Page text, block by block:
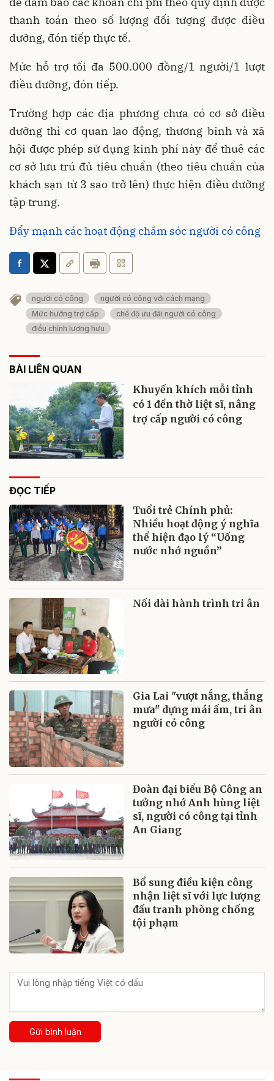
thanh toán theo số lượng đối tượng được điều
dưỡng, đón tiếp thực tế.
Mức hỗ trợ tối đa 500.000 đồng/1 người/1 lượt
điều dưỡng, đón tiếp.
Trường hợp các địa phương chưa có cơ sở điều
dưỡng thì cơ quan lao động, thương binh và xã
hội được phép sử dụng kinh phí này để thuê các
cơ sở lưu trú đủ tiêu chuẩn (theo tiêu chuẩn của
khách sạn từ 3 sao trở lên) thực hiện điều dưỡng
tập trung.
Đẩy mạnh các hoạt động chăm sóc người có công
người có công
người có công với cách mạng
Mức hưởng trợ cấp
chế độ ưu đãi người có công
điều chỉnh lương hưu
BÀI LIÊN QUAN
Khuyến khích mỗi tỉnh
có 1 đền thờ liệt sĩ, nâng
trợ cấp người có công
ĐỌC TIẾP
Tuổi trẻ Chính phủ:
Nhiều hoạt động ý nghĩa
thể hiện đạo lý “Uống
nước nhớ nguồn”
Nối dài hành trình tri ân
Gia Lai "vượt nắng, thắng
mưa" dựng mái ấm, tri ân
người có công
Đoàn đại biểu Bộ Công an
tưởng nhớ Anh hùng liệt
sĩ, người có công tại tỉnh
An Giang
Bổ sung điều kiện công
nhận liệt sĩ với lực lượng
đấu tranh phòng chống
tội phạm
Gửi bình luận